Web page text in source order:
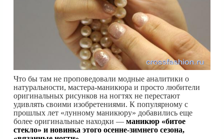
Что бы там не проповедовали модные аналитики о
натуральности, мастера-маникюра и просто любители
оригинальных рисунков на ногтях не перестают
удивлять своими изобретениями. К популярному с
прошлых лет «лунному маникюру» добавились еще
более оригинальные находки — маникюр «битое
стекло» и новинка этого осенне-зимнего сезона,